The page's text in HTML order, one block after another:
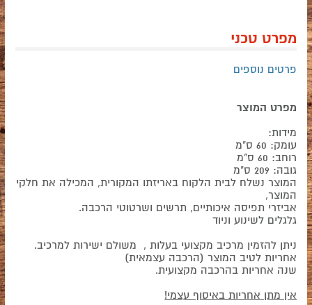
מפרט טכני
פרטים נוספים
מפרט המוצר
מידות:
עומק: 60 ס"מ
רוחב: 60 ס"מ
גובה: 209 ס"מ
המוצר נשלח לבית הלקוח באריזתו המקורית, המכילה את חלקי
המוצר,
אביזרי תפיסה איכותיים, תרשים ושרטוטי הרכבה.
גלגלים לשינוע וניוד
ניתן להזמין מרכיב מקצועי בעלות , משולם ישירות למרכיב.
אחריות לטיב המוצר (הרכבה עצמאית)
שנה אחריות בהרכבה מקצועית.
אין מתן אחריות באיסוף עצמי!